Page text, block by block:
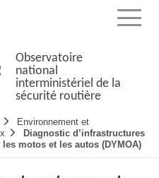
Menu
Observatoire
national
interministériel de la
sécurité routière
Environnement et
Diagnostic d’infrastructures
motos et les autos (DYMOA)